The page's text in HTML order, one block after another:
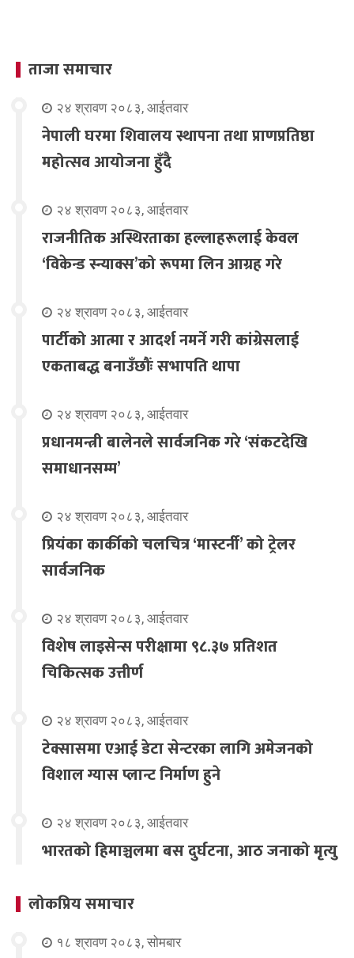
ताजा समाचार
२४ श्रावण २०८३, आईतवार
नेपाली घरमा शिवालय स्थापना तथा प्राणप्रतिष्ठा
महोत्सव आयोजना हुँदै
२४ श्रावण २०८३, आईतवार
राजनीतिक अस्थिरताका हल्लाहरूलाई केवल
‘विकेन्ड स्न्याक्स’को रूपमा लिन आग्रह गरे
२४ श्रावण २०८३, आईतवार
पार्टीको आत्मा र आदर्श नमर्ने गरी कांग्रेसलाई
एकताबद्ध बनाउँछौंः सभापति थापा
२४ श्रावण २०८३, आईतवार
प्रधानमन्त्री बालेनले सार्वजनिक गरे ‘संकटदेखि
समाधानसम्म’
२४ श्रावण २०८३, आईतवार
प्रियंका कार्कीको चलचित्र ‘मास्टर्नी’ को ट्रेलर
सार्वजनिक
२४ श्रावण २०८३, आईतवार
विशेष लाइसेन्स परीक्षामा ९८.३७ प्रतिशत
चिकित्सक उत्तीर्ण
२४ श्रावण २०८३, आईतवार
टेक्सासमा एआई डेटा सेन्टरका लागि अमेजनको
विशाल ग्यास प्लान्ट निर्माण हुने
२४ श्रावण २०८३, आईतवार
भारतको हिमाञ्चलमा बस दुर्घटना, आठ जनाको मृत्यु
लोकप्रिय समाचार
१८ श्रावण २०८३, सोमबार